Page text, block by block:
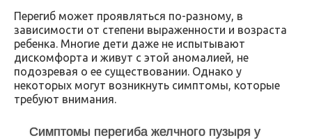
Перегиб может проявляться по-разному, в
зависимости от степени выраженности и возраста
ребенка. Многие дети даже не испытывают
дискомфорта и живут с этой аномалией, не
подозревая о ее существовании. Однако у
некоторых могут возникнуть симптомы, которые
требуют внимания.
Симптомы перегиба желчного пузыря у